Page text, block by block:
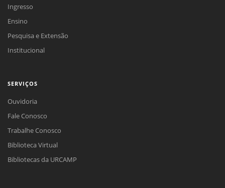
Ingresso
Ensino
Pesquisa e Extensão
Institucional
SERVIÇOS
Ouvidoria
Fale Conosco
Trabalhe Conosco
Biblioteca Virtual
Bibliotecas da URCAMP